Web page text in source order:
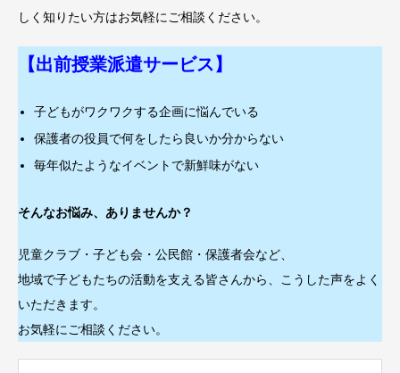
しく知りたい方はお気軽にご相談ください。
【出前授業派遣サービス】
子どもがワクワクする企画に悩んでいる
保護者の役員で何をしたら良いか分からない
毎年似たようなイベントで新鮮味がない
そんなお悩み、ありませんか？
児童クラブ・子ども会・公民館・保護者会など、
地域で子どもたちの活動を支える皆さんから、こうした声をよく
いただきます。
お気軽にご相談ください。